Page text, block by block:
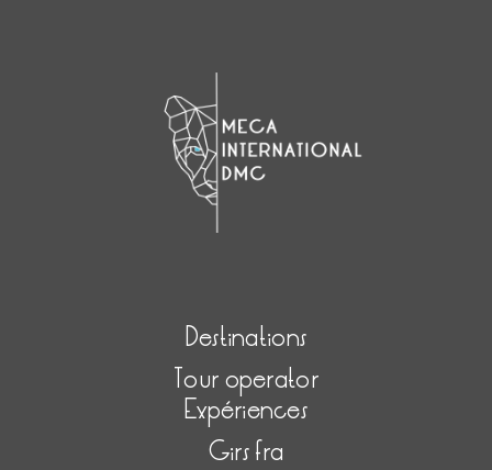
Destinations
Tour operator
Expériences
Girs fra